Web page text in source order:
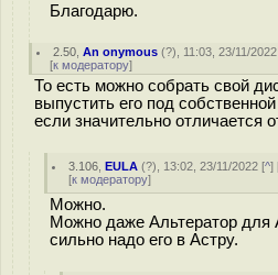
Благодарю.
2.50 ,An onymous (?), 11:03, 23/11/
[к модератору]
То есть можно собрать свой
выпустить его под
если значительно отличается
3.106 ,EULA (?), 13:02, 23/11/2022 [^]
[к модератору]
Можно.
Можно даже Альтератор для
сильно надо его в Астру.